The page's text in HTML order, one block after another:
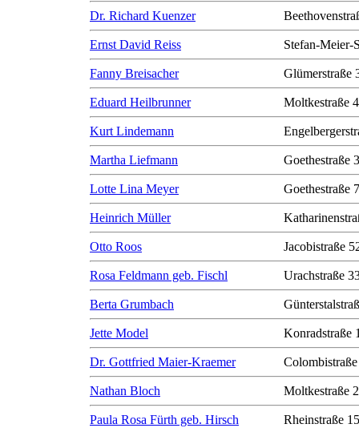
Dr. Richard Kuenzer
Ernst David Reiss Stefan-Meier-
Fanny Breisacher Glümerstraße
Eduard Heilbrunner Moltkestraße
Kurt Lindemann
Martha Liefmann Goethestraße
Lotte Lina Meyer Goethestraße
Heinrich Müller
Otto Roos Jacobistraße
Rosa Feldmann geb. Fischl Urachstraße
Berta Grumbach
Jette Model Konradstraße
Dr. Gottfried Maier-Kraemer
Nathan Bloch Moltkestraße
Paula Rosa Fürth geb. Hirsch Rheinstraße 15